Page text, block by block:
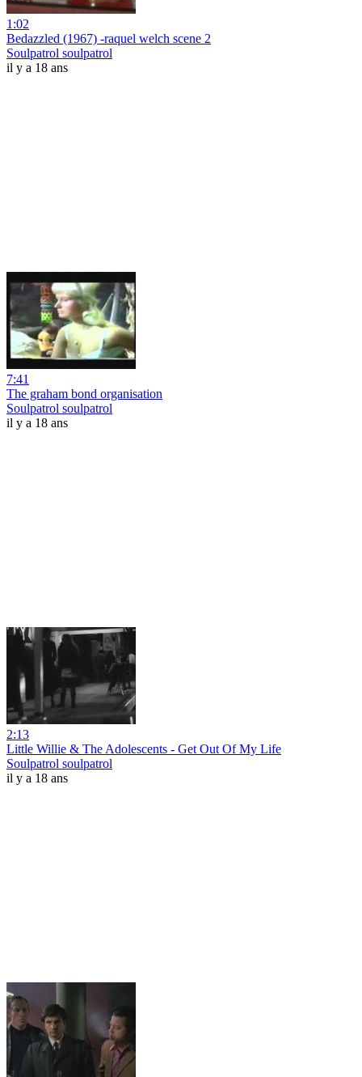
1:02
Bedazzled (1967) -raquel welch scene 2
Soulpatrol soulpatrol
il y a 18 ans
7:41
The graham bond organisation
Soulpatrol soulpatrol
il y a 18 ans
2:13
Little Willie & The Adolescents - Get Out Of My Life
Soulpatrol soulpatrol
il y a 18 ans